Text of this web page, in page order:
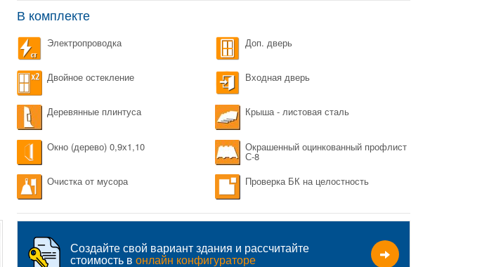
В комплекте
Электропроводка Доп. дверь
Двойное остекление Входная дверь
Деревянные плинтуса Крыша - листовая сталь
Окно (дерево) 0,9х1,10 Окрашенный оцинкованный профлист
С-8
Очистка от мусора
Проверка БК на целостность
Создайте свой вариант здания и рассчитайте
стоимость в онлайн конфигураторе